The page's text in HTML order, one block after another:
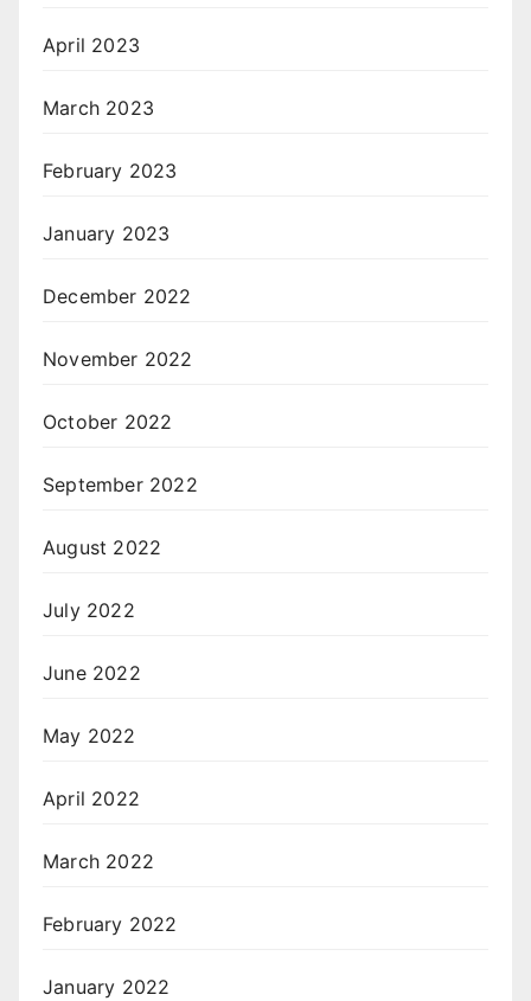
April 2023
March 2023
February 2023
January 2023
December 2022
November 2022
October 2022
September 2022
August 2022
July 2022
June 2022
May 2022
April 2022
March 2022
February 2022
January 2022